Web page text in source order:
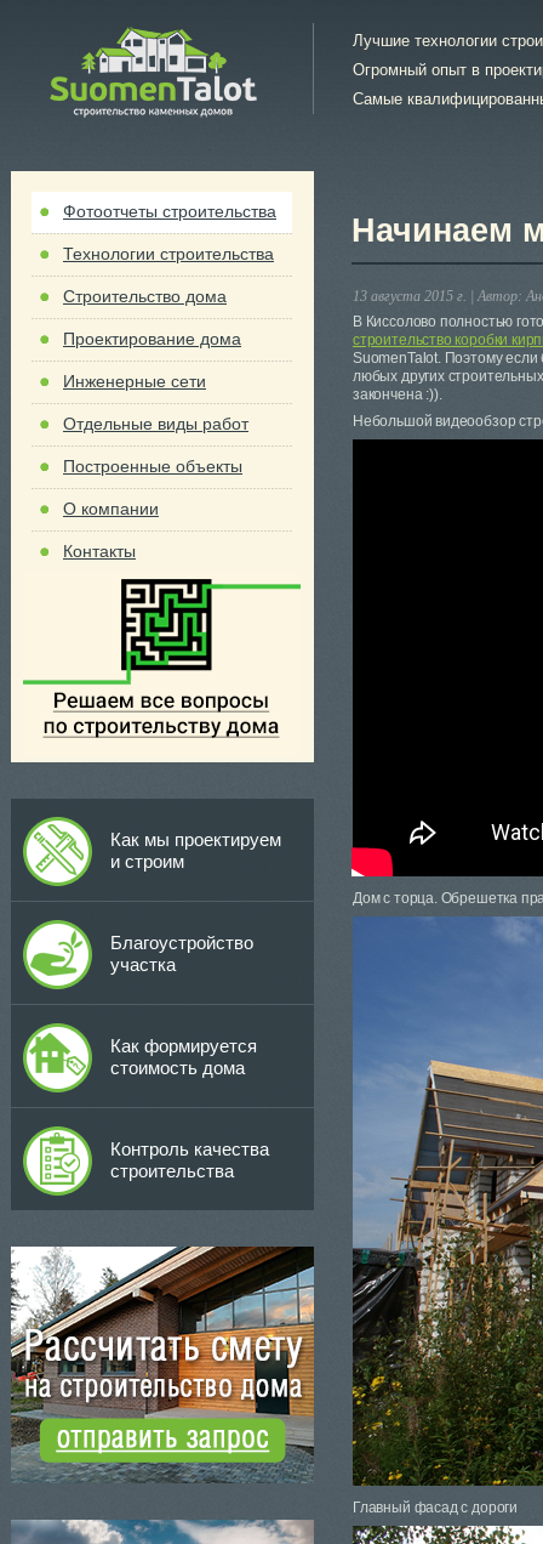
Лучшие технологии
Огромный опыт в
Самые
Фотоотчеты строительства
Технологии строительства
Строительство дома
Проектирование дома
Инженерные сети
Отдельные виды работ
Построенные объекты
О компании
Контакты
Как мы проектируем
и строим
Благоустройство
участка
Как формируется
стоимость дома
Контроль качества
строительства
Начинаем
13 августа 2015 г. | Автор:
В Киссолово полностью
строительство коробки
SuomenTalot. Поэтому если
любых других
закончена :)).
Небольшой видеообзор
Дом с торца. Обрешетка
Главный фасад с дороги